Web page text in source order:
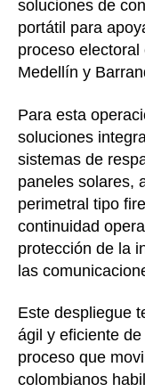
soluciones de
portátil para
proceso
Medellín y
Para esta
soluciones
sistemas de
paneles solares,
perimetral tipo
continuidad
protección de la
las
Este despliegue
ágil y eficiente
proceso que
colombianos